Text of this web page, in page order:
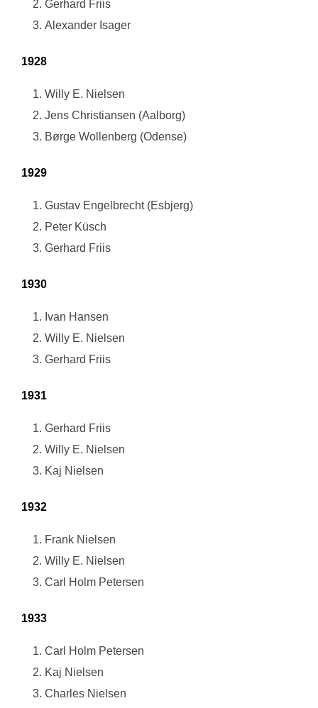
Gerhard Friis
Alexander Isager
1928
Willy E. Nielsen
Jens Christiansen (Aalborg)
Børge Wollenberg (Odense)
1929
Gustav Engelbrecht (Esbjerg)
Peter Küsch
Gerhard Friis
1930
Ivan Hansen
Willy E. Nielsen
Gerhard Friis
1931
Gerhard Friis
Willy E. Nielsen
Kaj Nielsen
1932
Frank Nielsen
Willy E. Nielsen
Carl Holm Petersen
1933
Carl Holm Petersen
Kaj Nielsen
Charles Nielsen